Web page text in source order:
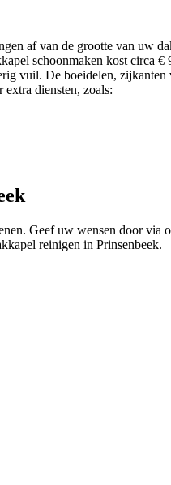
af van de grootte van uw
schoonmaken kost circa
vuil. De boeidelen,
diensten, zoals:
Geef uw wensen door
reinigen in Prinsenbeek.